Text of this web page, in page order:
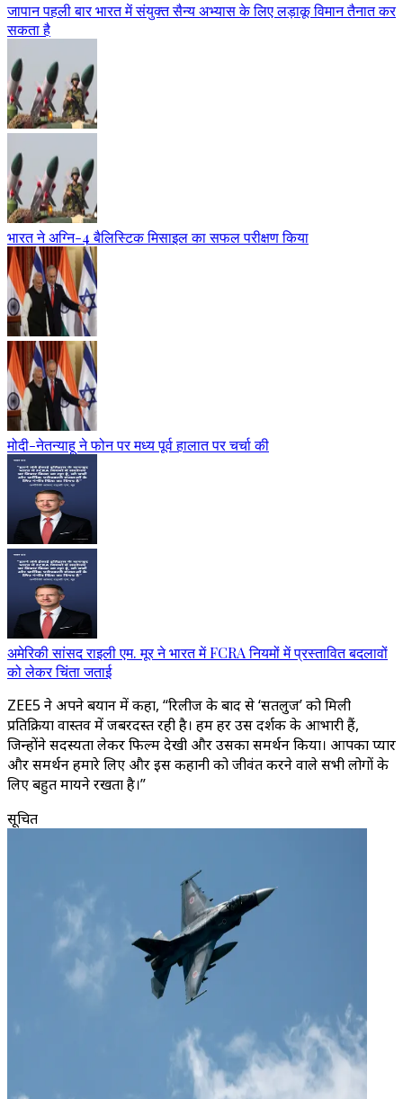
जापान पहली बार भारत में संयुक्त सैन्य अभ्यास के लिए लड़ाकू विमान तैनात कर
सकता है
भारत ने अग्नि-4 बैलिस्टिक मिसाइल का सफल परीक्षण किया
मोदी-नेतन्याहू ने फोन पर मध्य पूर्व हालात पर चर्चा की
अमेरिकी सांसद राइली एम. मूर ने भारत में FCRA नियमों में प्रस्तावित बदलावों
को लेकर चिंता जताई
ZEE5 ने अपने बयान में कहा, “रिलीज के बाद से ‘सतलुज’ को मिली
प्रतिक्रिया वास्तव में जबरदस्त रही है। हम हर उस दर्शक के आभारी हैं,
जिन्होंने सदस्यता लेकर फिल्म देखी और उसका समर्थन किया। आपका प्यार
और समर्थन हमारे लिए और इस कहानी को जीवंत करने वाले सभी लोगों के
लिए बहुत मायने रखता है।”
सूचित